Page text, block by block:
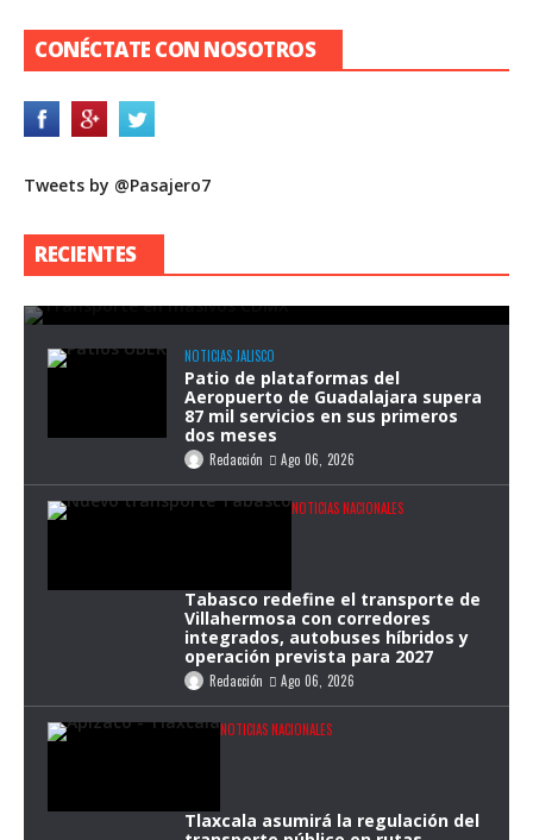
CONÉCTATE CON NOSOTROS
Tweets by @Pasajero7
RECIENTES
para garantizar transporte público
durante eventos masivos
NOTICIAS JALISCO
Patio de plataformas del
Aeropuerto de Guadalajara supera
87 mil servicios en sus primeros
dos meses
Redacción Ago 06, 2026
NOTICIAS NACIONALES
Tabasco redefine el transporte de
Villahermosa con corredores
integrados, autobuses híbridos y
operación prevista para 2027
Redacción Ago 06, 2026
NOTICIAS NACIONALES
Tlaxcala asumirá la regulación del